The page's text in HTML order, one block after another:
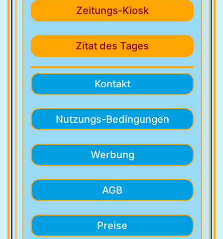
Zeitungs-Kiosk
Zitat des Tages
Kontakt
Nutzungs-Bedingungen
Werbung
AGB
Preise